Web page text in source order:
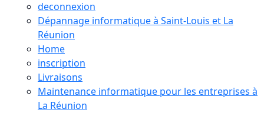
deconnexion
Dépannage informatique à Saint-Louis et La
Réunion
Home
inscription
Livraisons
Maintenance informatique pour les entreprises à
La Réunion